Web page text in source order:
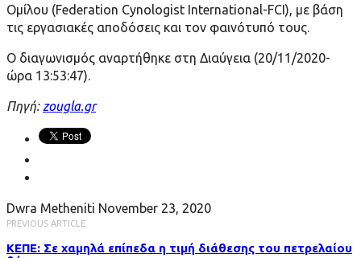
Οµίλου (Federation Cynologist International-FCI), µε βάση
τις εργασιακές αποδόσεις και τον φαινότυπό τους.
Ο διαγωνισμός αναρτήθηκε στη Διαύγεια (20/11/2020-
ώρα 13:53:47).
Πηγή: zougla.gr
Dwra Metheniti November 23, 2020
PREVIOUS ARTICLE
ΚΕΠΕ: Σε χαμηλά επίπεδα η τιμή διάθεσης του πετρελαίου